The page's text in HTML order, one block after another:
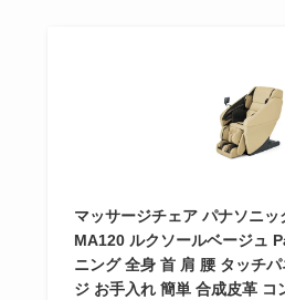
マッサージチェア パナソニッ
MA120 ルクソールベージュ
ニング 全身 首 肩 腰 タッチ
ジ お手入れ 簡単 合成皮革 コ